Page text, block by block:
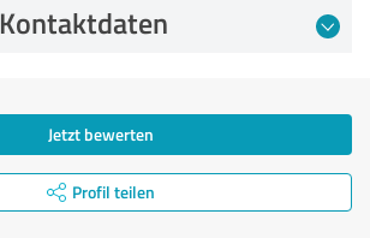
Kontaktdaten
Jetzt bewerten
Profil teilen